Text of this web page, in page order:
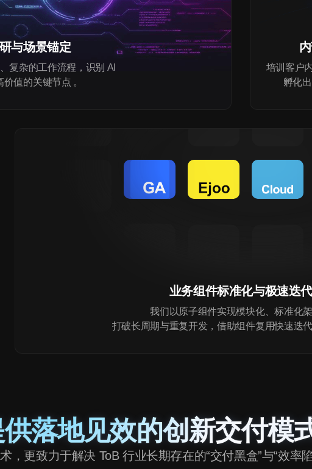
与场景锚定
复杂的工作流程，识别 AI
值的关键节点 。
培训客户
孵化
业务组件标准化与极速迭代
我们以原子组件实现模块化、标准化架
打破长周期与重复开发，借助组件复用快速迭代
落地见效的创新交付模
，更致力于解决 ToB 行业长期存在的“交付黑盒”与“效率